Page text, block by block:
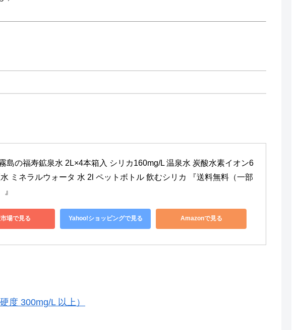
島の福寿鉱泉水 2L×4本箱入 シリカ160mg/L 温泉水 炭酸水素イオン6
ミネラルウォータ 水 2l ペットボトル 飲むシリカ 『送料無料（一部
場で見る Yahoo!ショッピングで見る Amazonで見る
度 300mg/L 以上）